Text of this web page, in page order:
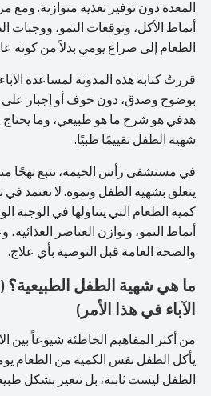
المعدة دون توفير تغذية متوازنة. ومع
أنماط الأكل، وتوقعات النمو، ووجبات
الطعام إلى صراع يومي بدلاً من كونه
قررتُ كتابة هذه المدونة لمساعدة
بوضوح وصدق، دون خوف أو إجبار على
هدفي هو شرح ما هو طبيعي، وما يحتاج
شهية الطفل تقييمًا طبيًا.
في مستشفى رأس الخيمة، نتبع نهجًا
يتعلق بشهية الطفل ونموه. لا نعتمد
كمية الطعام التي يتناولها في الوجبة
أنماط النمو، وتوازن العناصر الغذائية،
والصحة العامة قبل التوصية بأي علاج.
ما هي شهية الطفل
الآباء في هذا الأمر)
من أكثر المفاهيم الخاطئة شيوعاً بين
يأكل الطفل نفس الكمية من الطعام
الطفل ليست ثابتة، بل تتغير بشكل